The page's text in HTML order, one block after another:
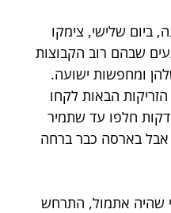
ביום שלישי, צימקו
אלה הרגעים שבהם רוב הקבוצות
ומחפשות ישועה.
הבאות לקחו
חלפו עד שתמיר
אבל בארסה כבר ברחה
שהיה אתמול, התרחש